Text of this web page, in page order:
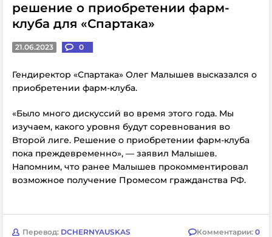
решение о приобретении фарм-
клуба для «Спартака»
21.06.2023 0
Гендиректор «Спартака» Олег Малышев высказался о
приобретении фарм-клуба.
«Было много дискуссий во время этого года. Мы
изучаем, какого уровня будут соревнования во
Второй лиге. Решение о приобретении фарм-клуба
пока преждевременно», — заявил Малышев.
Напомним, что ранее Малышев прокомментировал
возможное получение Промесом гражданства РФ.
Перевод: DCHERNYAUSKAS Комментарии: 0